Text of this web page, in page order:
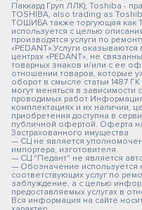
Паккард Груп ЛЛК); Toshiba -
TOSHIBA, also trading as
ТОШИБА также торгующая как
используется с целью
производятся услуги по
«PEDANT».Услуги
центрах «PEDANT», не
товарных знаков и/или с ее
отношении товаров, которые
оборот в смысле статьи 1487
могут меняться в зависимости
проводимых работ
комплектациях и их наличии,
приобретения доступна в
публичной офертой. Оферта
Застрахованного имущества
— СЦ не является
импортера, изготовителя.
— СЦ "Педант" не является
— Обозначение используется
соответствующих услуг по
заблуждение, а с целью
предоставляемых услугах в
Вся информация на сайте